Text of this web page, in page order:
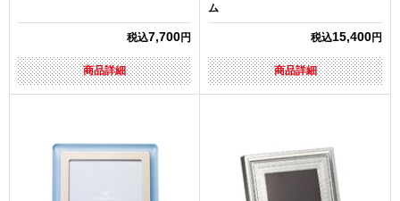
税込7,700円
商品詳細
ム
税込15,400円
商品詳細